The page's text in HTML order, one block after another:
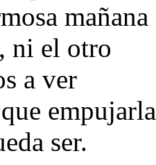
mañana
ni el otro
a ver
empujarla
ser.